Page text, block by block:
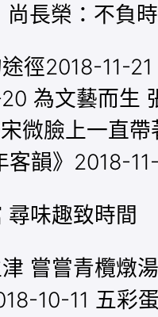
尚長榮：不負
徑2018-11-
為文藝而生
微臉上一直
客韻》2018-
尋味趣致時間
嘗嘗青欖燉
10-11 五彩